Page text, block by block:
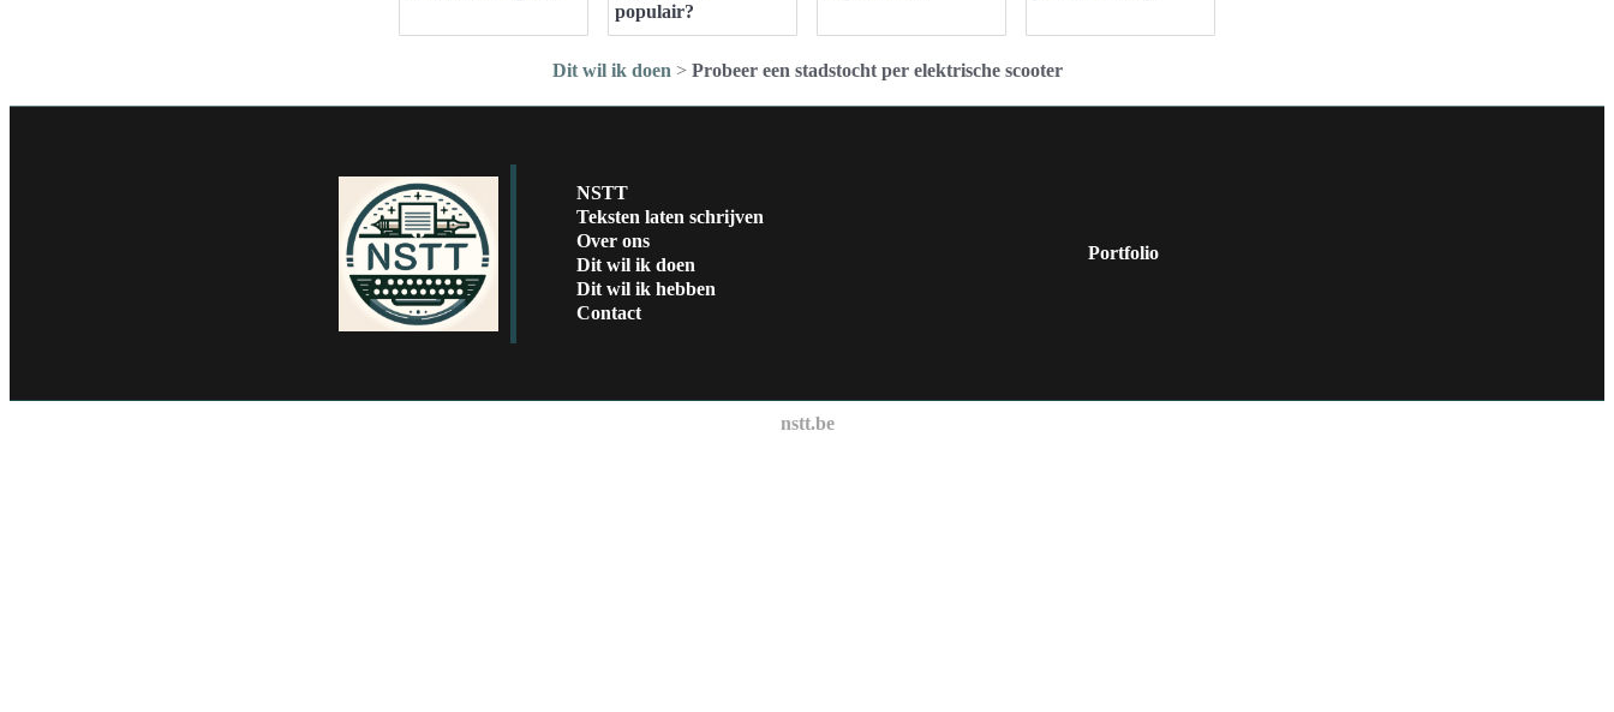
populair?
Dit wil ik doen> Probeer een stadstocht per elektrische scooter
NSTT
Teksten laten schrijven
Over ons
Dit wil ik doen
Dit wil ik hebben
Contact
Portfolio
nstt.be